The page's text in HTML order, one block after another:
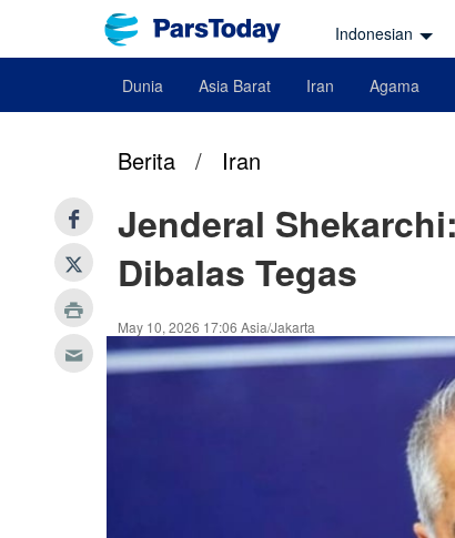
Indonesian
Dunia Asia Barat Iran Agama
Berita / Iran
Jenderal
Dibalas Tegas
May 10, 2026 17:06 Asia/Jakarta